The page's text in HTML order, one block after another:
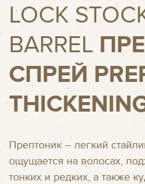
LOCK
BARREL
СПРЕЙ
Прептоник – легкий
ощущается на волосах,
тонких и редких, а также